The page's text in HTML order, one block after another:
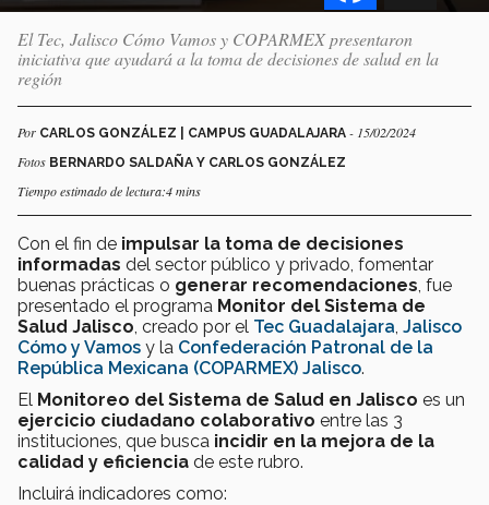
El Tec, Jalisco Cómo Vamos y COPARMEX presentaron
iniciativa que ayudará a la toma de decisiones de salud en la
región
Por CARLOS GONZÁLEZ | CAMPUS GUADALAJARA - 15/02/2024
Fotos BERNARDO SALDAÑA Y CARLOS GONZÁLEZ
Tiempo estimado de lectura:4 mins
Con el fin de impulsar la toma de decisiones
informadas del sector público y privado, fomentar
buenas prácticas o generar recomendaciones , fue
presentado el programa Monitor del Sistema de
Salud Jalisco , creado por el Tec Guadalajara Jalisco
Cómo y Vamos y la Confederación Patronal de la
República Mexicana (COPARMEX) Jalisco.
El Monitoreo del Sistema de Salud en Jalisco es un
ejercicio ciudadano colaborativo entre las 3
instituciones, que busca incidir en la mejora de la
calidad y eficiencia de este rubro.
Incluirá indicadores como: